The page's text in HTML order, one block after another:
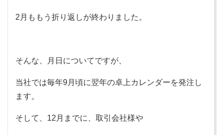
2月ももう折り返しが終わりました。
そんな、月日についてですが、
当社では毎年9月頃に翌年の卓上カレンダーを発注し
ます。
そして、12月までに、取引会社様や